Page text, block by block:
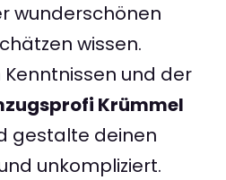
wunderschönen
wissen.
und der
Krümmel
gestalte deinen
unkompliziert.